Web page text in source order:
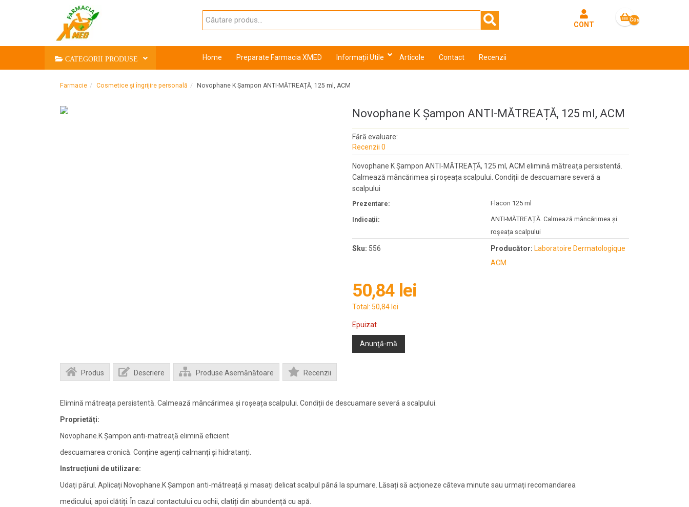
CONT
Coş
CATEGORII PRODUSE Home Preparate Farmacia XMED Informații Utile Articole Contact Recenzii
Farmacie Cosmetice și îngrijire personală Novophane K Șampon ANTI-MĂTREAȚĂ, 125 ml, ACM
Novophane K Șampon ANTI-MĂTREAȚĂ, 125 ml, ACM
Fără evaluare:
Recenzii 0
Novophane K Șampon ANTI-MĂTREAȚĂ, 125 ml, ACM elimină mătreața persistentă.
Calmează mâncărimea și roșeața scalpului. Condiții de descuamare severă a
scalpului
Prezentare: Flacon 125 ml
Indicații:
ANTI-MĂTREAȚĂ. Calmează mâncărimea și
roșeața scalpului
Sku: 556 Producător: Laboratoire Dermatologique
ACM
50,84 lei
Total: 50,84 lei
Epuizat
Anunţă-mă
Produs Descriere Produse Asemănătoare Recenzii
Elimină mătreața persistentă. Calmează mâncărimea și roșeața scalpului. Condiții de descuamare severă a scalpului.
Proprietăți:
Novophane.K Șampon anti-matreață elimină eficient
descuamarea cronică. Conține agenți calmanți și hidratanți.
Instrucțiuni de utilizare:
Udați părul. Aplicați Novophane.K Șampon anti-mătreață și masați delicat scalpul până la spumare. Lăsați să acționeze câteva minute sau urmați recomandarea
medicului, apoi clătiți. În cazul contactului cu ochii, clatiți din abundență cu apă.